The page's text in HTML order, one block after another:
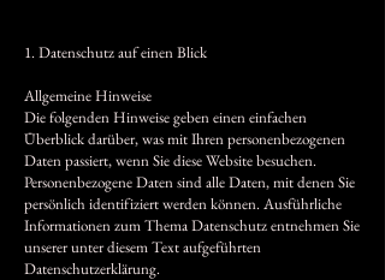
1. Datenschutz auf einen Blick
Allgemeine Hinweise
Die folgenden Hinweise geben einen einfachen
Überblick darüber, was mit Ihren personenbezogenen
Daten passiert, wenn Sie diese Website besuchen.
Personenbezogene Daten sind alle Daten, mit denen Sie
persönlich identifiziert werden können. Ausführliche
Informationen zum Thema Datenschutz entnehmen Sie
unserer unter diesem Text aufgeführten
Datenschutzerklärung.